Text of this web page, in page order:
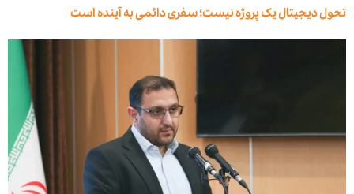
تحول دیجیتال یک پروژه نیست؛ سفری دائمی به آینده است